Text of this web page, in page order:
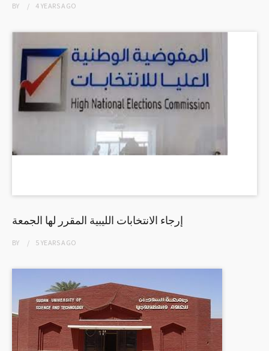
BY 4 YEARSAGO
إرجاء الانتخابات الليبية المقرر لها الجمعة
BY 5 YEARSAGO